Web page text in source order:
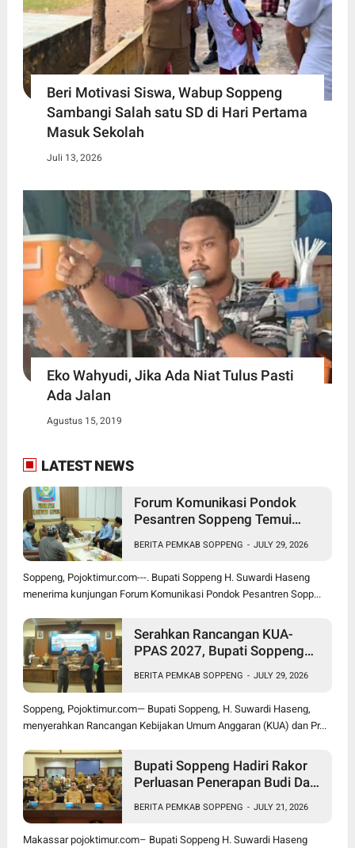
Beri Motivasi Siswa, Wabup Soppeng
Sambangi Salah satu SD di Hari Pertama
Masuk Sekolah
Juli 13, 2026
Eko Wahyudi, Jika Ada Niat Tulus Pasti
Ada Jalan
Agustus 15, 2019
LATEST NEWS
Forum Komunikasi Pondok
Pesantren Soppeng Temui
BERITA PEMKAB SOPPENG - JULY 29, 2026
Soppeng, Pojoktimur.com---. Bupati Soppeng H. Suwardi Haseng
menerima kunjungan Forum Komunikasi Pondok Pesantren Sopp...
Serahkan Rancangan KUA-
PPAS 2027, Bupati Soppeng
BERITA PEMKAB SOPPENG - JULY 29, 2026
Soppeng, Pojoktimur.com— Bupati Soppeng, H. Suwardi Haseng,
menyerahkan Rancangan Kebijakan Umum Anggaran (KUA) dan Pr...
Bupati Soppeng Hadiri Rakor
Perluasan Penerapan Budi Daya
BERITA PEMKAB SOPPENG - JULY 21, 2026
Makassar pojoktimur.com– Bupati Soppeng H. Suwardi Haseng